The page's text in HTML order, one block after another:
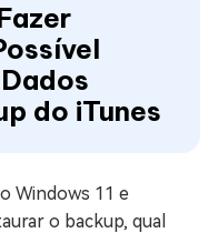
do iTunes
Windows 11 e
o backup, qual